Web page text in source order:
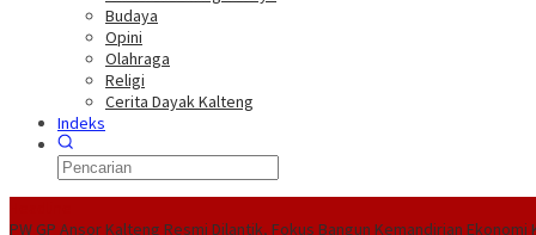
Budaya
Opini
Olahraga
Religi
Cerita Dayak Kalteng
Indeks
PW GP Ansor Kalteng Resmi Dilantik, Fokus Bangun Kemandirian